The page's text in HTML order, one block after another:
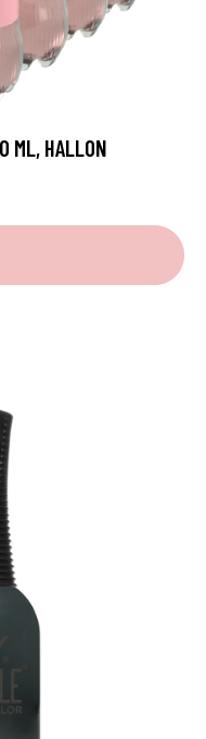
ML, HALLON